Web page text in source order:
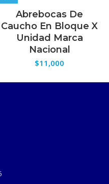
Abrebocas De
Caucho En Bloque X
Unidad Marca
Nacional
$11,000